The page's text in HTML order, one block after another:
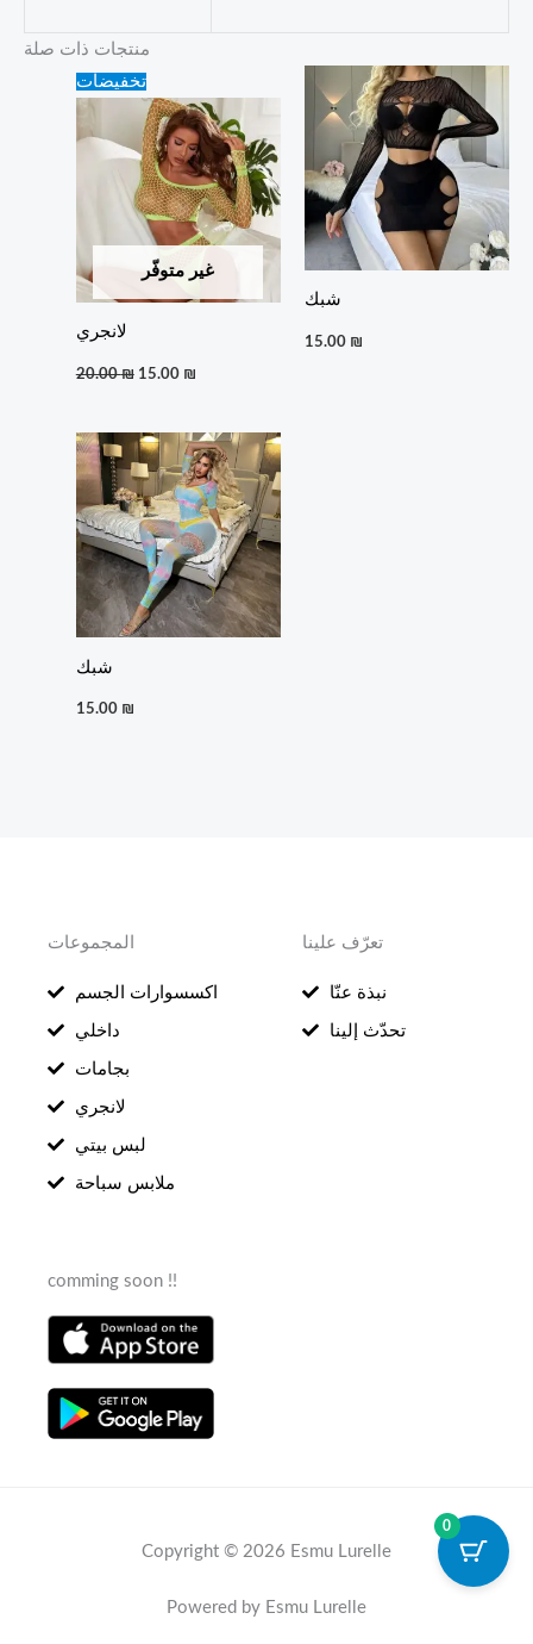
منتجات ذات صلة
تخفيضات
غير متوفّر
لانجري
20.00₪
Original
price
was:
20.00 ₪.
15.00 ₪
is:
15.00 ₪.
شبك
15.00 ₪
شبك
15.00 ₪
المجموعات
اكسسوارات الجسم
داخلي
بجامات
لانجري
لبس بيتي
ملابس سباحة
تعرّف علينا
نبذة عنّا
تحدّث إلينا
comming soon !!
Copyright © 2026 Esmu Lurelle
Powered by Esmu Lurelle
0